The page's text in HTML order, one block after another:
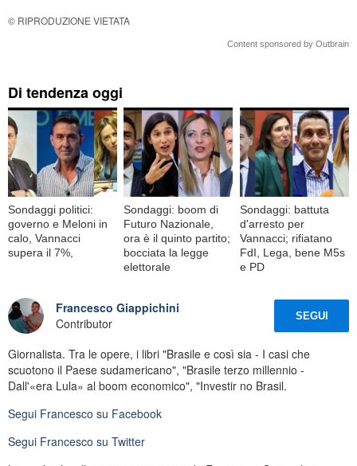
© RIPRODUZIONE VIETATA
Content sponsored by Outbrain
Di tendenza oggi
Sondaggi politici:
governo e Meloni in
calo, Vannacci
supera il 7%,
Sondaggi: boom di
Futuro Nazionale,
ora è il quinto partito;
bocciata la legge
elettorale
Sondaggi: battuta
d'arresto per
Vannacci; rifiatano
FdI, Lega, bene M5s
e PD
Francesco Giappichini
Contributor
SEGUI
Giornalista. Tra le opere, i libri "Brasile e così sia - I casi che
scuotono il Paese sudamericano", "Brasile terzo millennio -
Dall'«era Lula» al boom economico", "Investir no Brasil.
Segui Francesco su Facebook
Segui Francesco su Twitter